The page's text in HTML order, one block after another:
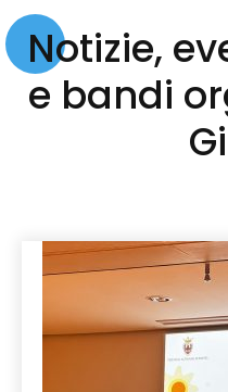
Notizie,
e bandi